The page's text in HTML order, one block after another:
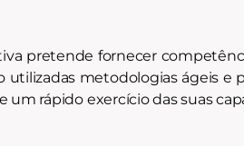
pretende fornecer
utilizadas metodologias ágeis
um rápido exercício das suas